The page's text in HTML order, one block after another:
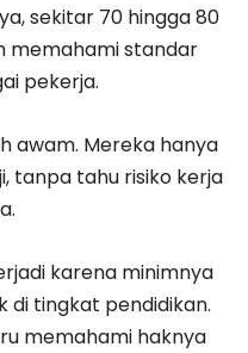
sekitar 70 hingga 80
memahami standar
pekerja.
awam. Mereka hanya
tanpa tahu risiko kerja
karena minimnya
di tingkat pendidikan.
memahami haknya